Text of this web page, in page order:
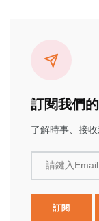
訂閱我們
了解時事、接
請鍵入Email
訂閱